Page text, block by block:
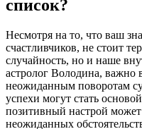
список?
Несмотря на то, что ваш
счастливчиков, не стоит
случайность, но и наше
астролог Володина, важно
неожиданным поворотам
успехи могут стать
позитивный настрой
неожиданных